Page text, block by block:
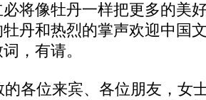
将像牡丹一样把更多的美
丹和热烈的掌声欢迎中国
，有请。
各位来宾、各位朋友，女